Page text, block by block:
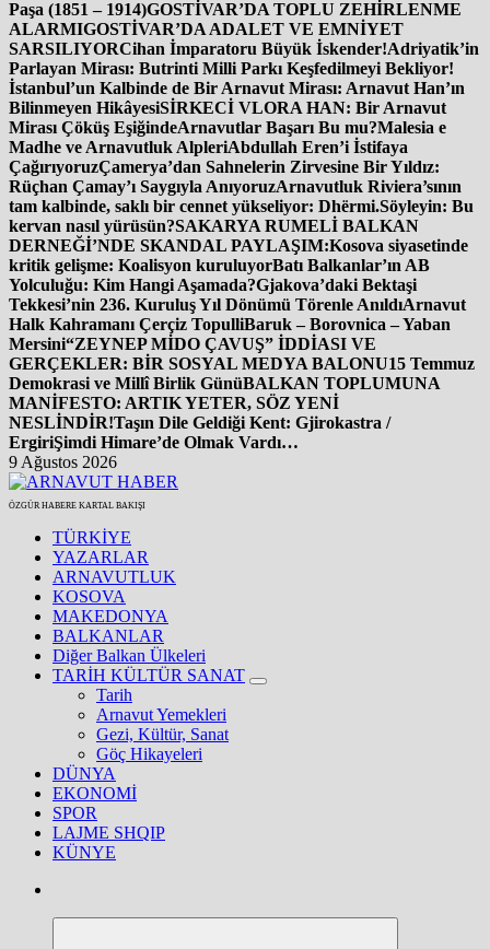
Paşa (1851 – 1914)GOSTİVAR’DA TOPLU ZEHİRLENME
ALARMIGOSTİVAR’DA ADALET VE EMNİYET
SARSILIYORCihan İmparatoru Büyük İskender!Adriyatik’in
Parlayan Mirası: Butrinti Milli Parkı Keşfedilmeyi Bekliyor!
İstanbul’un Kalbinde de Bir Arnavut Mirası: Arnavut Han’ın
Bilinmeyen HikâyesiSİRKECİ VLORA HAN: Bir Arnavut
Mirası Çöküş EşiğindeArnavutlar Başarı Bu mu?Malesia e
Madhe ve Arnavutluk AlpleriAbdullah Eren’i İstifaya
ÇağırıyoruzÇamerya’dan Sahnelerin Zirvesine Bir Yıldız:
Rüçhan Çamay’ı Saygıyla AnıyoruzArnavutluk Riviera’sının
tam kalbinde, saklı bir cennet yükseliyor: Dhërmi.Söyleyin: Bu
kervan nasıl yürüsün?SAKARYA RUMELİ BALKAN
DERNEĞİ’NDE SKANDAL PAYLAŞIM:Kosova siyasetinde
kritik gelişme: Koalisyon kuruluyorBatı Balkanlar’ın AB
Yolculuğu: Kim Hangi Aşamada?Gjakova’daki Bektaşi
Tekkesi’nin 236. Kuruluş Yıl Dönümü Törenle AnıldıArnavut
Halk Kahramanı Çerçiz TopulliBaruk – Borovnica – Yaban
Mersini“ZEYNEP MİDO ÇAVUŞ” İDDİASI VE
GERÇEKLER: BİR SOSYAL MEDYA BALONU15 Temmuz
Demokrasi ve Millî Birlik GünüBALKAN TOPLUMUNA
MANİFESTO: ARTIK YETER, SÖZ YENİ
NESLİNDİR!Taşın Dile Geldiği Kent: Gjirokastra /
ErgiriŞimdi Himare’de Olmak Vardı…
9 Ağustos 2026
ÖZGÜR HABERE KARTAL BAKIŞI
TÜRKİYE
YAZARLAR
ARNAVUTLUK
KOSOVA
MAKEDONYA
BALKANLAR
Diğer Balkan Ülkeleri
TARİH KÜLTÜR SANAT
Tarih
Arnavut Yemekleri
Gezi, Kültür, Sanat
Göç Hikayeleri
DÜNYA
EKONOMİ
SPOR
LAJME SHQIP
KÜNYE